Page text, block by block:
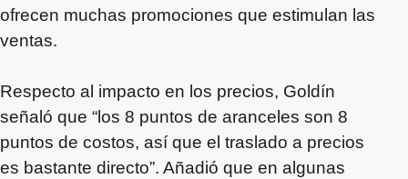
ofrecen muchas promociones que estimulan las
ventas.
Respecto al impacto en los precios, Goldín
señaló que “los 8 puntos de aranceles son 8
puntos de costos, así que el traslado a precios
es bastante directo”. Añadió que en algunas